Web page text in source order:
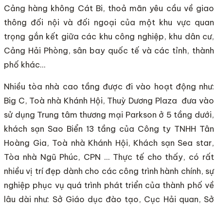
Cảng hàng không Cát Bi, thoả mãn yêu cầu về giao
thông đối nội và đối ngoại của một khu vực quan
trọng gắn kết giữa các khu công nghiệp, khu dân cư,
Cảng Hải Phòng, sân bay quốc tế và các tỉnh, thành
phố khác…
Nhiều tòa nhà cao tầng được đi vào hoạt động như:
Big C, Toà nhà Khánh Hội, Thuỳ Dương Plaza đưa vào
sử dụng Trung tâm thương mại Parkson ở 5 tầng dưới,
khách sạn Sao Biển 13 tầng của Công ty TNHH Tân
Hoàng Gia, Toà nhà Khánh Hội, Khách sạn Sea star,
Tòa nhà Ngũ Phúc, CPN … Thực tế cho thấy, có rất
nhiều vị trí đẹp dành cho các công trình hành chính, sự
nghiệp phục vụ quá trình phát triển của thành phố về
lâu dài như: Sở Giáo dục đào tạo, Cục Hải quan, Sở